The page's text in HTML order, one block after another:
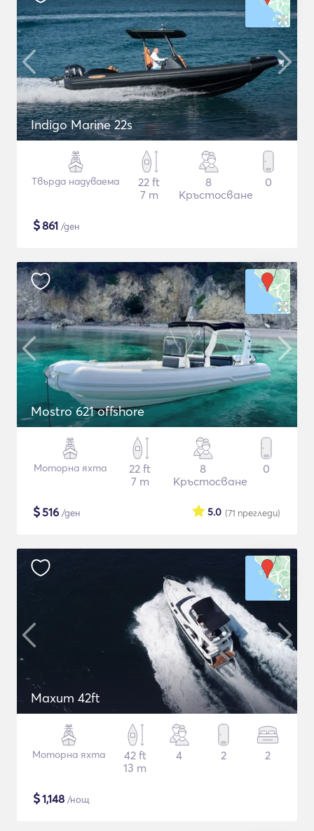
Indigo Marine 22s
Твърда надуваема
22 ft
7 m
8
Кръстосване
0
$861 /ден
Mostro 621 offshore
Моторна яхта
22 ft
7 m
8
Кръстосване
0
$516 /ден (71 прегледи)
5.0
Maxum 42ft
Моторна яхта
42 ft
13 m
4 2 2
$1,148 /нощ